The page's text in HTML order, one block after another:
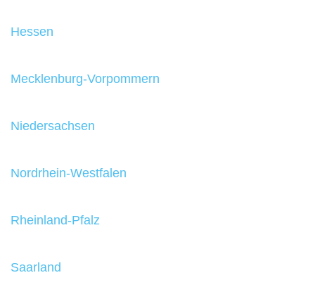
Hessen
Mecklenburg-Vorpommern
Niedersachsen
Nordrhein-Westfalen
Rheinland-Pfalz
Saarland